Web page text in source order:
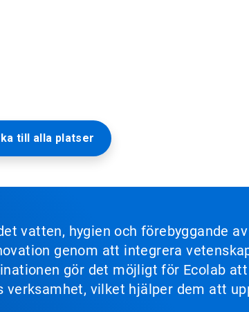
till alla platser
vatten, hygien och förebyggande
genom att integrera
gör det möjligt för Ecolab
vilket hjälper dem att